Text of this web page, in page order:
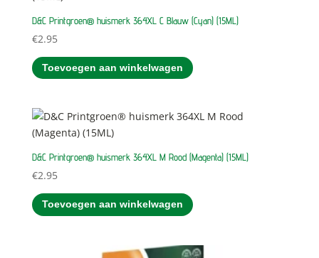
D&C Printgroen® huismerk 364XL C Blauw (Cyan) (15ML)
€2.95
Toevoegen aan winkelwagen
D&C Printgroen® huismerk 364XL M Rood (Magenta) (15ML)
€2.95
Toevoegen aan winkelwagen